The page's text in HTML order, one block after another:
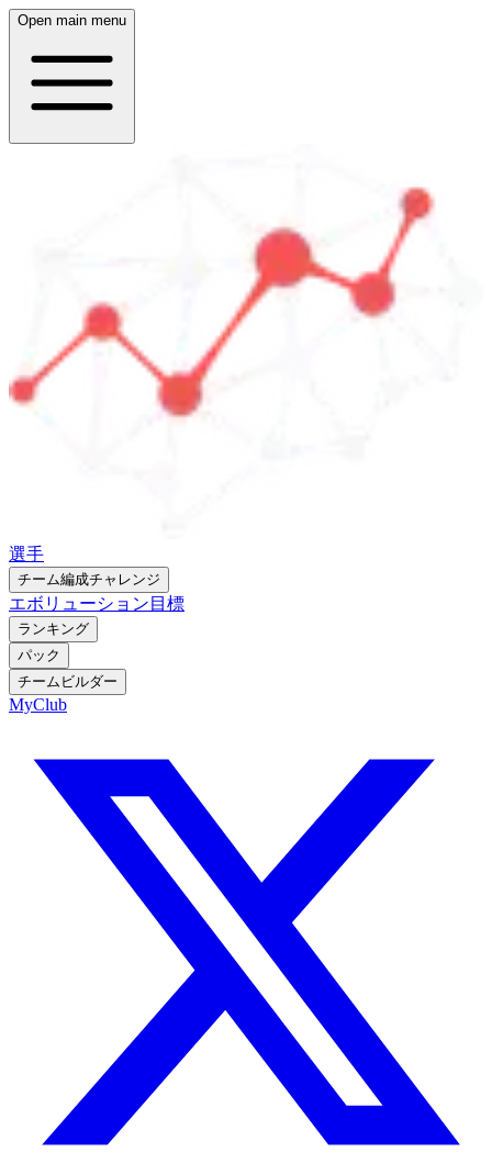
Open main menu
選手
チーム編成チャレンジ
エボリューション 目標
ランキング
パック
チームビルダー
MyClub